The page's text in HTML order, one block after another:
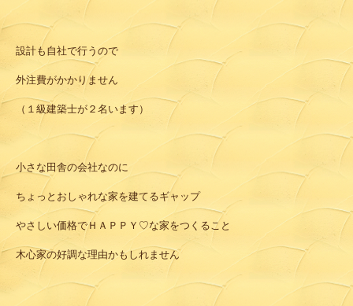
設計も自社で行うので
外注費がかかりません
（１級建築士が２名います）
小さな田舎の会社なのに
ちょっとおしゃれな家を建てるギャップ
やさしい価格でＨＡＰＰＹ♡な家をつくること
木心家の好調な理由かもしれません